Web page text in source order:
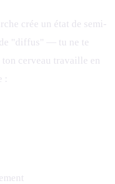
crée un état de semi-
"diffus" — tu ne te
cerveau travaille en
: